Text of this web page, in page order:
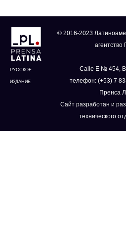
РУССКОЕ
ИЗДАНИЕ
© 2016-2023
Calle E № 454,
телефон: (+53) 7
Пренса
Сайт разработан и
технического